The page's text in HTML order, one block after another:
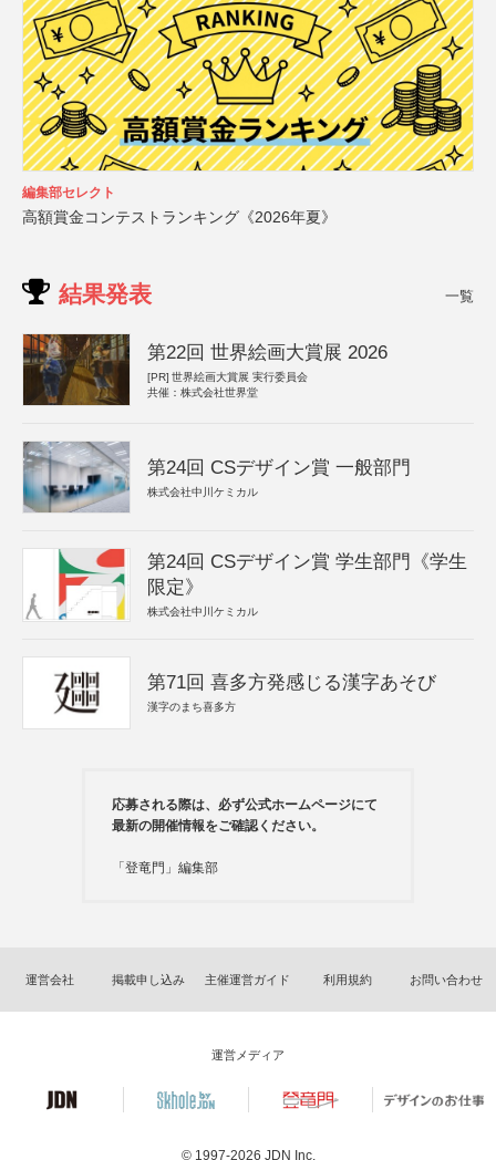
編集部セレクト
高額賞金コンテストランキング《2026年夏》
結果発表 一覧
第22回 世界絵画大賞展 2026
[PR] 世界絵画大賞展 実行委員会
共催：株式会社世界堂
第24回 CSデザイン賞 一般部門
株式会社中川ケミカル
第24回 CSデザイン賞 学生部門《学生
限定》
株式会社中川ケミカル
第71回 喜多方発感じる漢字あそび
漢字のまち喜多方
応募される際は、必ず公式ホームページにて
最新の開催情報をご確認ください。
「登竜門」編集部
運営会社 掲載申し込み 主催運営ガイド 利用規約 お問い合わせ
運営メディア
© 1997-2026 JDN Inc.